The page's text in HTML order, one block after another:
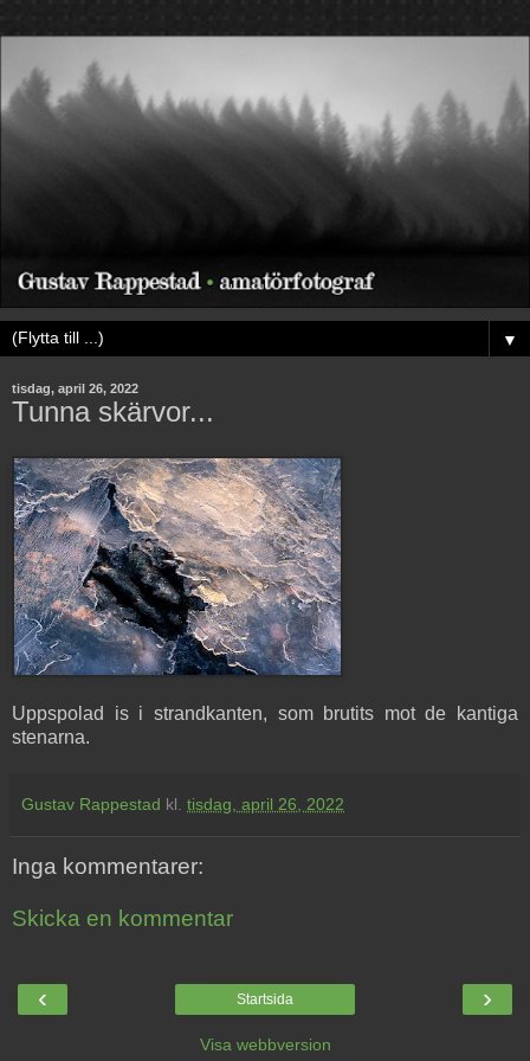
▼
tisdag, april 26, 2022
Tunna skärvor...
Uppspolad is i strandkanten, som brutits mot de kantiga
stenarna.
Gustav Rappestad kl. tisdag, april 26, 2022
Inga kommentarer:
Skicka en kommentar
‹ ›
Startsida
Visa webbversion